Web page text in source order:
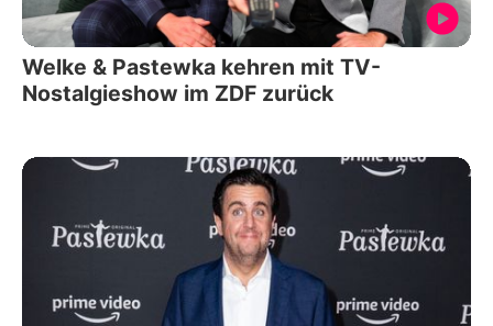
Welke & Pastewka kehren mit TV-
Nostalgieshow im ZDF zurück